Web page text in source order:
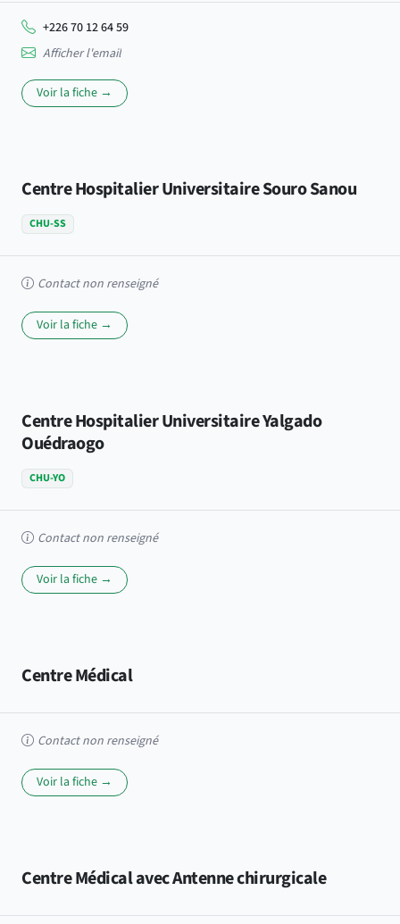
+226 70 12 64 59
Afficher l'email
Voir la fiche →
Centre Hospitalier Universitaire Souro Sanou
CHU-SS
Contact non renseigné
Voir la fiche →
Centre Hospitalier Universitaire Yalgado
Ouédraogo
CHU-YO
Contact non renseigné
Voir la fiche →
Centre Médical
Contact non renseigné
Voir la fiche →
Centre Médical avec Antenne chirurgicale